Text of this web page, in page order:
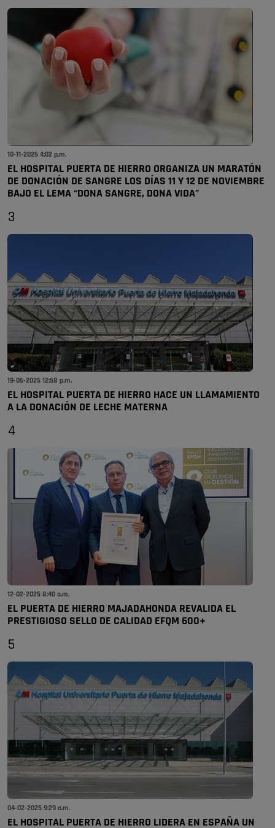
10-11-2025 4:02 p.m.
EL HOSPITAL PUERTA DE HIERRO ORGANIZA UN MARATÓN
DE DONACIÓN DE SANGRE LOS DÍAS 11 Y 12 DE NOVIEMBRE
BAJO EL LEMA “DONA SANGRE, DONA VIDA”
3
19-05-2025 12:58 p.m.
EL HOSPITAL PUERTA DE HIERRO HACE UN LLAMAMIENTO
A LA DONACIÓN DE LECHE MATERNA
4
12-02-2025 8:40 a.m.
EL PUERTA DE HIERRO MAJADAHONDA REVALIDA EL
PRESTIGIOSO SELLO DE CALIDAD EFQM 600+
5
04-02-2025 9:29 a.m.
EL HOSPITAL PUERTA DE HIERRO LIDERA EN ESPAÑA UN